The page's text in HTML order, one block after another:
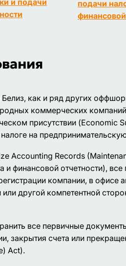
подачи
Белиз, как и ряд других
коммерческих компаний
присутствии (Economic
на
Accounting Records
и финансовой отчетности),
компании, в офисе
другой компетентной
все первичные
закрытия счета или
Act).